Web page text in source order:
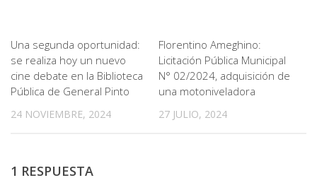
Una segunda oportunidad:
se realiza hoy un nuevo
cine debate en la Biblioteca
Pública de General Pinto
24 NOVIEMBRE, 2024
Florentino Ameghino:
Licitación Pública Municipal
N° 02/2024, adquisición de
una motoniveladora
27 JULIO, 2024
1 RESPUESTA